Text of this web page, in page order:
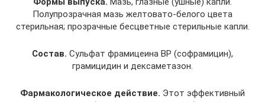
Полупрозрачная мазь желтовато-белого цвета
стерильная; прозрачные бесцветные стерильные капли.
Состав. Сульфат фрамицеина ВР (софрамицин),
грамицидин и дексаметазон.
Фармакологическое действие. Этот эффективный